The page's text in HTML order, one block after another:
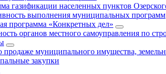
газификации населенных пунктов
выполнения муниципальных программ
программа «Конкретных дел»
органов местного самоуправления по
продаже муниципального имущества,
закупки